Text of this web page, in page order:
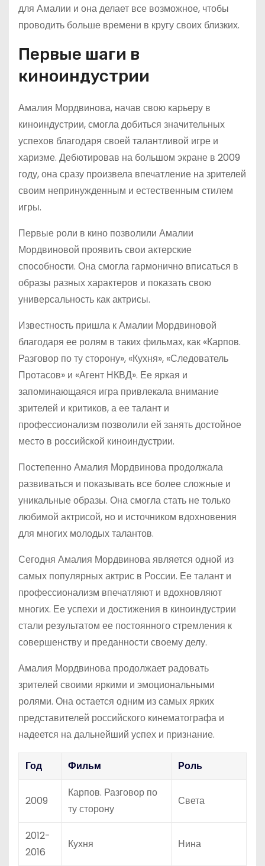
для Амалии и она делает все возможное, чтобы
проводить больше времени в кругу своих близких.
Первые шаги в
киноиндустрии
Амалия Мордвинова, начав свою карьеру в
киноиндустрии, смогла добиться значительных
успехов благодаря своей талантливой игре и
харизме. Дебютировав на большом экране в 2009
году, она сразу произвела впечатление на зрителей
своим непринужденным и естественным стилем
игры.
Первые роли в кино позволили Амалии
Мордвиновой проявить свои актерские
способности. Она смогла гармонично вписаться в
образы разных характеров и показать свою
универсальность как актрисы.
Известность пришла к Амалии Мордвиновой
благодаря ее ролям в таких фильмах, как «Карпов.
Разговор по ту сторону», «Кухня», «Следователь
Протасов» и «Агент НКВД». Ее яркая и
запоминающаяся игра привлекала внимание
зрителей и критиков, а ее талант и
профессионализм позволили ей занять достойное
место в российской киноиндустрии.
Постепенно Амалия Мордвинова продолжала
развиваться и показывать все более сложные и
уникальные образы. Она смогла стать не только
любимой актрисой, но и источником вдохновения
для многих молодых талантов.
Сегодня Амалия Мордвинова является одной из
самых популярных актрис в России. Ее талант и
профессионализм впечатляют и вдохновляют
многих. Ее успехи и достижения в киноиндустрии
стали результатом ее постоянного стремления к
совершенству и преданности своему делу.
Амалия Мордвинова продолжает радовать
зрителей своими яркими и эмоциональными
ролями. Она остается одним из самых ярких
представителей российского кинематографа и
надеется на дальнейший успех и признание.
Год Фильм Роль
2009
Карпов. Разговор по
ту сторону
Света
2012-
2016
Кухня Нина